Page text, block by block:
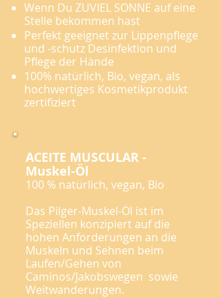
Wenn Du ZUVIEL SONNE auf eine
Stelle bekommen hast
Perfekt geeignet zur Lippenpflege
und -schutz Desinfektion und
Pflege der Hände
100% natürlich, Bio, vegan, als
hochwertiges Kosmetikprodukt
zertifiziert
ACEITE MUSCULAR -
Muskel-Öl
100 % natürlich, vegan, Bio
Das Pilger-Muskel-Öl ist im
Speziellen konzipiert auf die
hohen Anforderungen an die
Muskeln und Sehnen beim
Laufen/Gehen von
Caminos/Jakobswegen sowie
Weitwanderungen.